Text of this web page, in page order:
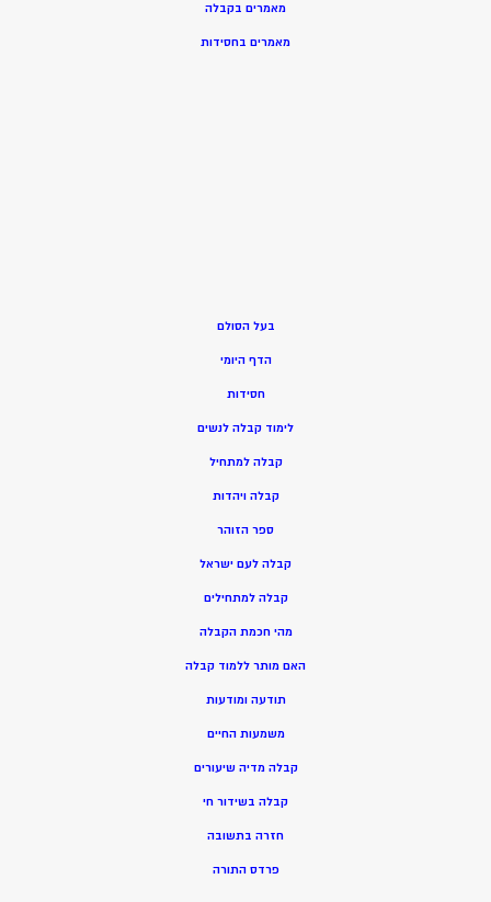
מאמרים בקבלה
מאמרים בחסידות
בעל הסולם
הדף היומי
חסידות
לימוד קבלה לנשים
קבלה למתחיל
קבלה ויהדות
ספר הזוהר
קבלה לעם ישראל
קבלה למתחילים
מהי חכמת הקבלה
האם מותר ללמוד קבלה
תודעה ומודעות
משמעות החיים
קבלה מדיה שיעורים
קבלה בשידור חי
חזרה בתשובה
פרדס התורה